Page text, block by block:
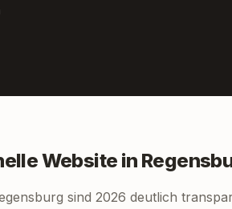
Website in
sind 2026 deutlich